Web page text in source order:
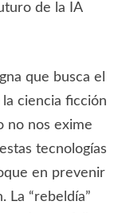
de la IA
que busca el
ciencia ficción
no nos exime
tecnologías
en prevenir
La “rebeldía”